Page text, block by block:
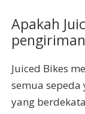
Apakah
Juiced Bikes
semua
yang